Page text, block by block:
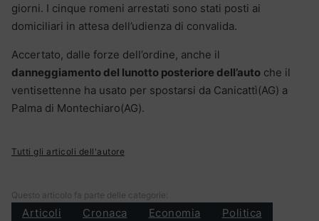
giorni. I cinque romeni arrestati sono stati posti ai
domiciliari in attesa dell’udienza di convalida.
Accertato, dalle forze dell’ordine, anche il
danneggiamento del lunotto posteriore dell’auto che il
ventisettenne ha usato per spostarsi da Canicattì(AG) a
Palma di Montechiaro(AG).
Tutti gli articoli dell'autore
Questo articolo fa parte delle categorie:
Articoli Cronaca Economia Politica